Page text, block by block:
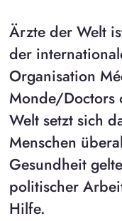
Ärzte der Welt
der
Organisation
Monde/Doctors
Welt setzt sich
Menschen
Gesundheit
politischer
Hilfe.